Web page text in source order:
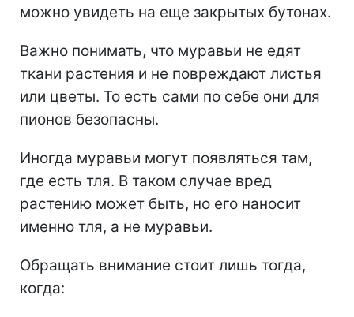
можно увидеть на еще закрытых бутонах.
Важно понимать, что муравьи не едят
ткани растения и не повреждают листья
или цветы. То есть сами по себе они для
пионов безопасны.
Иногда муравьи могут появляться там,
где есть тля. В таком случае вред
растению может быть, но его наносит
именно тля, а не муравьи.
Обращать внимание стоит лишь тогда,
когда: